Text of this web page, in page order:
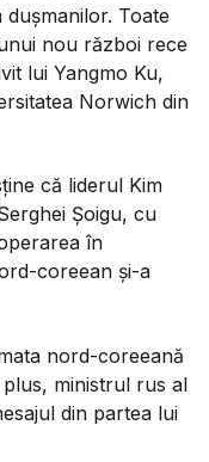
Toate
nou război rece
lui Yangmo Ku,
Norwich din
că liderul Kim
Șoigu, cu
în
coreean și-a
nord-coreeană
plus, ministrul rus al
din partea lui